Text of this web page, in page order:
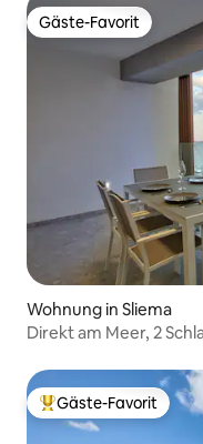
Gäste-Favorit
Gäste-Favorit
Wohnung in Sliema
Direkt am Meer, 2
Beliebter Gäste-
Gäste-Favorit